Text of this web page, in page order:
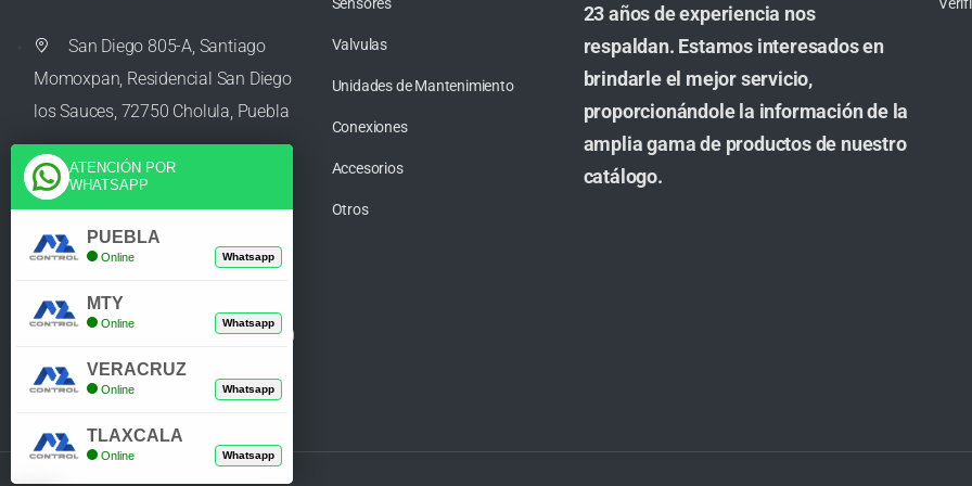
San Diego 805-A, Santiago
Momoxpan, Residencial San Diego
los Sauces, 72750 Cholula, Puebla
ventas@azcontrolpuebla.com
Poniente. 7 469, Centro, 94370
Orizaba, Veracruz
Valvulas
Unidades de Mantenimiento
Conexiones
Accesorios
Otros
23 años de experiencia nos
respaldan. Estamos interesados en
brindarle el mejor servicio,
proporcionándole la información de la
amplia gama de productos de nuestro
catálogo.
ATENCIÓN POR
WHATSAPP
PUEBLA
Online Whatsapp
MTY
Online Whatsapp
VERACRUZ
Online Whatsapp
TLAXCALA
Online Whatsapp